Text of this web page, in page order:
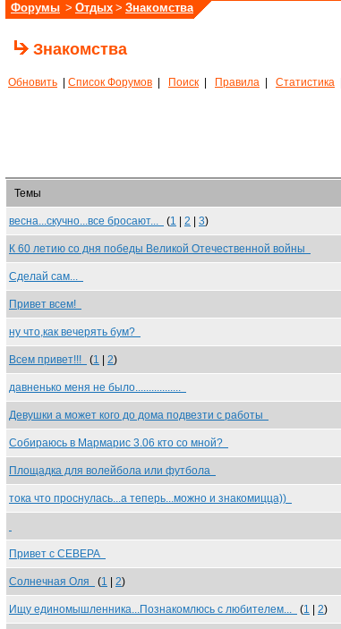
Форумы > Отдых > Знакомства
Знакомства
Обновить Список Форумов Поиск Правила Статистика
Темы
весна...скучно...все бросают... (1 2 3)
К 60 летию со дня победы Великой Отечественной войны
Сделай сам...
Привет всем!
ну что,как вечерять бум?
Всем привет!!! (1 2)
давненько меня не было.................
Девушки а может кого до дома подвезти с работы
Собираюсь в Мармарис 3.06 кто со мной?
Площадка для волейбола или футбола
тока что проснулась...а теперь...можно и знакомицца))
Привет с СЕВЕРА
Солнечная Оля (1 2)
Ищу единомышленника...Познакомлюсь с любителем... (1 2)